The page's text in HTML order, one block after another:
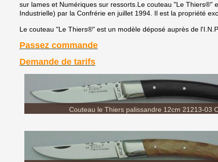
sur lames et Numériques sur ressorts.Le couteau "Le Thiers®"
Industrielle) par la Confrérie en juillet 1994. Il est la propriété
Le couteau "Le Thiers®" est un modèle déposé auprès de
Passez commande
Demande de tarifs
Couteau le Thiers palissandre 12cm 21213-03